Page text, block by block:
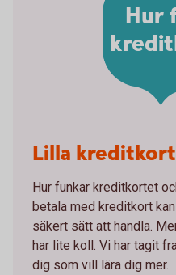
Hur
Lilla
Hur funkar kreditkortet
betala med kreditkort
säkert sätt att handla.
har lite koll. Vi har tagit
dig som vill lära dig mer.